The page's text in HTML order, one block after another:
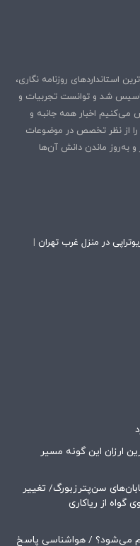
استانداردهای روزنامه نگاری،
اخلاقی، تولید محتوا و.. در سال ۱۴۰۴ تاسیس شد و توانست تجربیات و
می‌کنیم اخبار همه جانبه و
را از نظر تخصص در موضوعات
ماندن دانش آن‌ها
در منزل غرب تهران |
ارزان این گونه مسیر
سن‌پترزبورگ/ تغییر
گواه از ریاکاری
می‌شود؟ / هواشناسی پاسخ